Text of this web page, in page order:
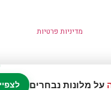
על מלונות נבחרים
מדיניות פרטיות